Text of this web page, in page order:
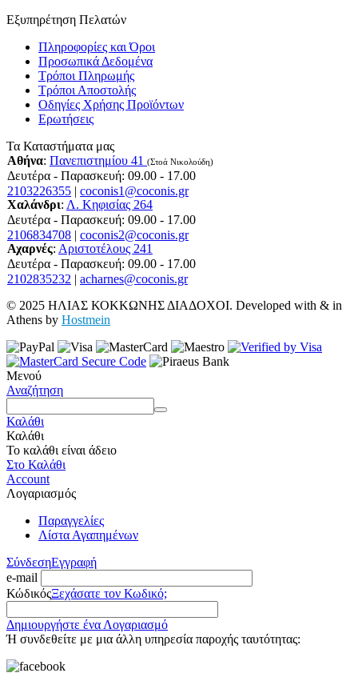
Εξυπηρέτηση Πελατών
Πληροφορίες και Όροι
Προσωπικά Δεδομένα
Τρόποι Πληρωμής
Τρόποι Αποστολής
Οδηγίες Χρήσης Προϊόντων
Ερωτήσεις
Τα Καταστήματα μας
Αθήνα: Πανεπιστημίου 41 (Στοά Νικολούδη)
Δευτέρα - Παρασκευή: 09.00 - 17.00
2103226355 | coconis1@coconis.gr
Χαλάνδρι: Λ. Κηφισίας 264
Δευτέρα - Παρασκευή: 09.00 - 17.00
2106834708 | coconis2@coconis.gr
Αχαρνές: Αριστοτέλους 241
Δευτέρα - Παρασκευή: 09.00 - 17.00
2102835232 | acharnes@coconis.gr
© 2025 ΗΛΙΑΣ ΚΟΚΚΩΝΗΣ ΔΙΑΔΟΧΟΙ. Developed with & in
Athens by Hostmein
Μενού
Αναζήτηση
Καλάθι
Καλάθι
Το καλάθι είναι άδειο
Στο Καλάθι
Account
Λογαριασμός
Παραγγελίες
Λίστα Αγαπημένων
ΣύνδεσηΕγγραφή
e-mail
ΚώδικόςΞεχάσατε τον Κωδικό;
Δημιουργήστε ένα Λογαριασμό
Ή συνδεθείτε με μια άλλη υπηρεσία παροχής ταυτότητας: